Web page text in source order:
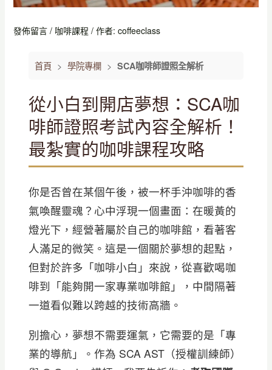
發佈留言 / 咖啡課程 / 作者: coffeeclass
首頁 > 學院專欄 > SCA咖啡師證照全解析
從小白到開店夢想：SCA咖
啡師證照考試內容全解析！
最紮實的咖啡課程攻略
你是否曾在某個午後，被一杯手沖咖啡的香
氣喚醒靈魂？心中浮現一個畫面：在暖黃的
燈光下，經營著屬於自己的咖啡館，看著客
人滿足的微笑。這是一個關於夢想的起點，
但對於許多「咖啡小白」來說，從喜歡喝咖
啡到「能夠開一家專業咖啡館」，中間隔著
一道看似難以跨越的技術高牆。
別擔心，夢想不需要運氣，它需要的是「專
業的導航」。作為 SCA AST（授權訓練師）